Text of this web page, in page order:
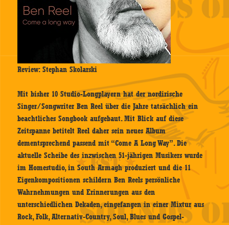
Review: Stephan Skolarski
Mit bisher 10 Studio-Longplayern hat der nordirische
Singer/Songwriter Ben Reel über die Jahre tatsächlich ein
beachtliches Songbook aufgebaut. Mit Blick auf diese
Zeitspanne betitelt Reel daher sein neues Album
dementsprechend passend mit “Come A Long Way”. Die
aktuelle Scheibe des inzwischen 51-jährigen Musikers wurde
im Homestudio, in South Armagh produziert und die 11
Eigenkompositionen schildern Ben Reels persönliche
Wahrnehmungen und Erinnerungen aus den
unterschiedlichen Dekaden, eingefangen in einer Mixtur aus
Rock, Folk, Alternativ-Country, Soul, Blues und Gospel-